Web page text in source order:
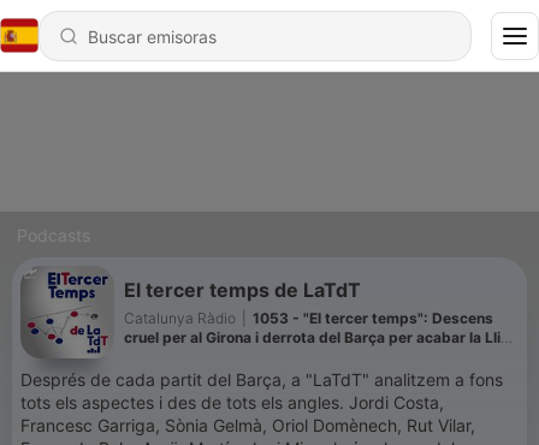
Podcasts
El tercer temps de LaTdT
Catalunya Ràdio
1053 - "El tercer temps": Descens
cruel per al Girona i derrota del Barça per acabar la Lliga
Després de cada partit del Barça, a "LaTdT" analitzem a fons
tots els aspectes i des de tots els angles. Jordi Costa,
Francesc Garriga, Sònia Gelmà, Oriol Domènech, Rut Vilar,